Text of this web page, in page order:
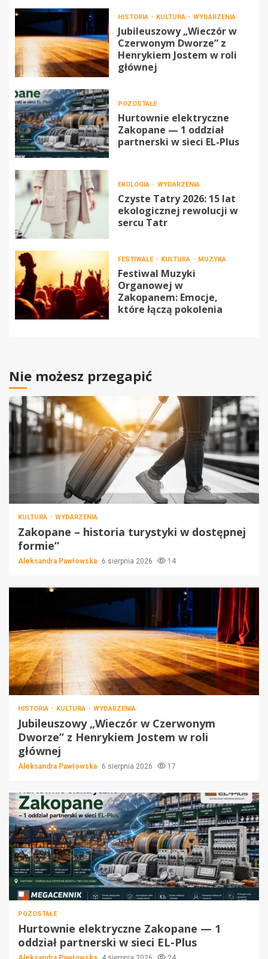
HISTORIA KULTURA WYDARZENIA
Jubileuszowy „Wieczór w
Czerwonym Dworze” z
Henrykiem Jostem w roli
głównej
POZOSTAŁE
Hurtownie elektryczne
Zakopane — 1 oddział
partnerski w sieci EL-Plus
EKOLOGIA WYDARZENIA
Czyste Tatry 2026: 15 lat
ekologicznej rewolucji w
sercu Tatr
FESTIWALE KULTURA MUZYKA
Festiwal Muzyki
Organowej w
Zakopanem: Emocje,
które łączą pokolenia
Nie możesz przegapić
KULTURA WYDARZENIA
Zakopane – historia turystyki w dostępnej
formie”
Aleksandra Pawłowska 6 sierpnia 2026 14
HISTORIA KULTURA WYDARZENIA
Jubileuszowy „Wieczór w Czerwonym
Dworze” z Henrykiem Jostem w roli
głównej
Aleksandra Pawłowska 6 sierpnia 2026 17
POZOSTAŁE
Hurtownie elektryczne Zakopane — 1
oddział partnerski w sieci EL-Plus